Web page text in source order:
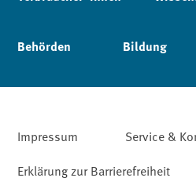
Behörden Bildung
Impressum Service &
Erklärung zur Barrierefreiheit